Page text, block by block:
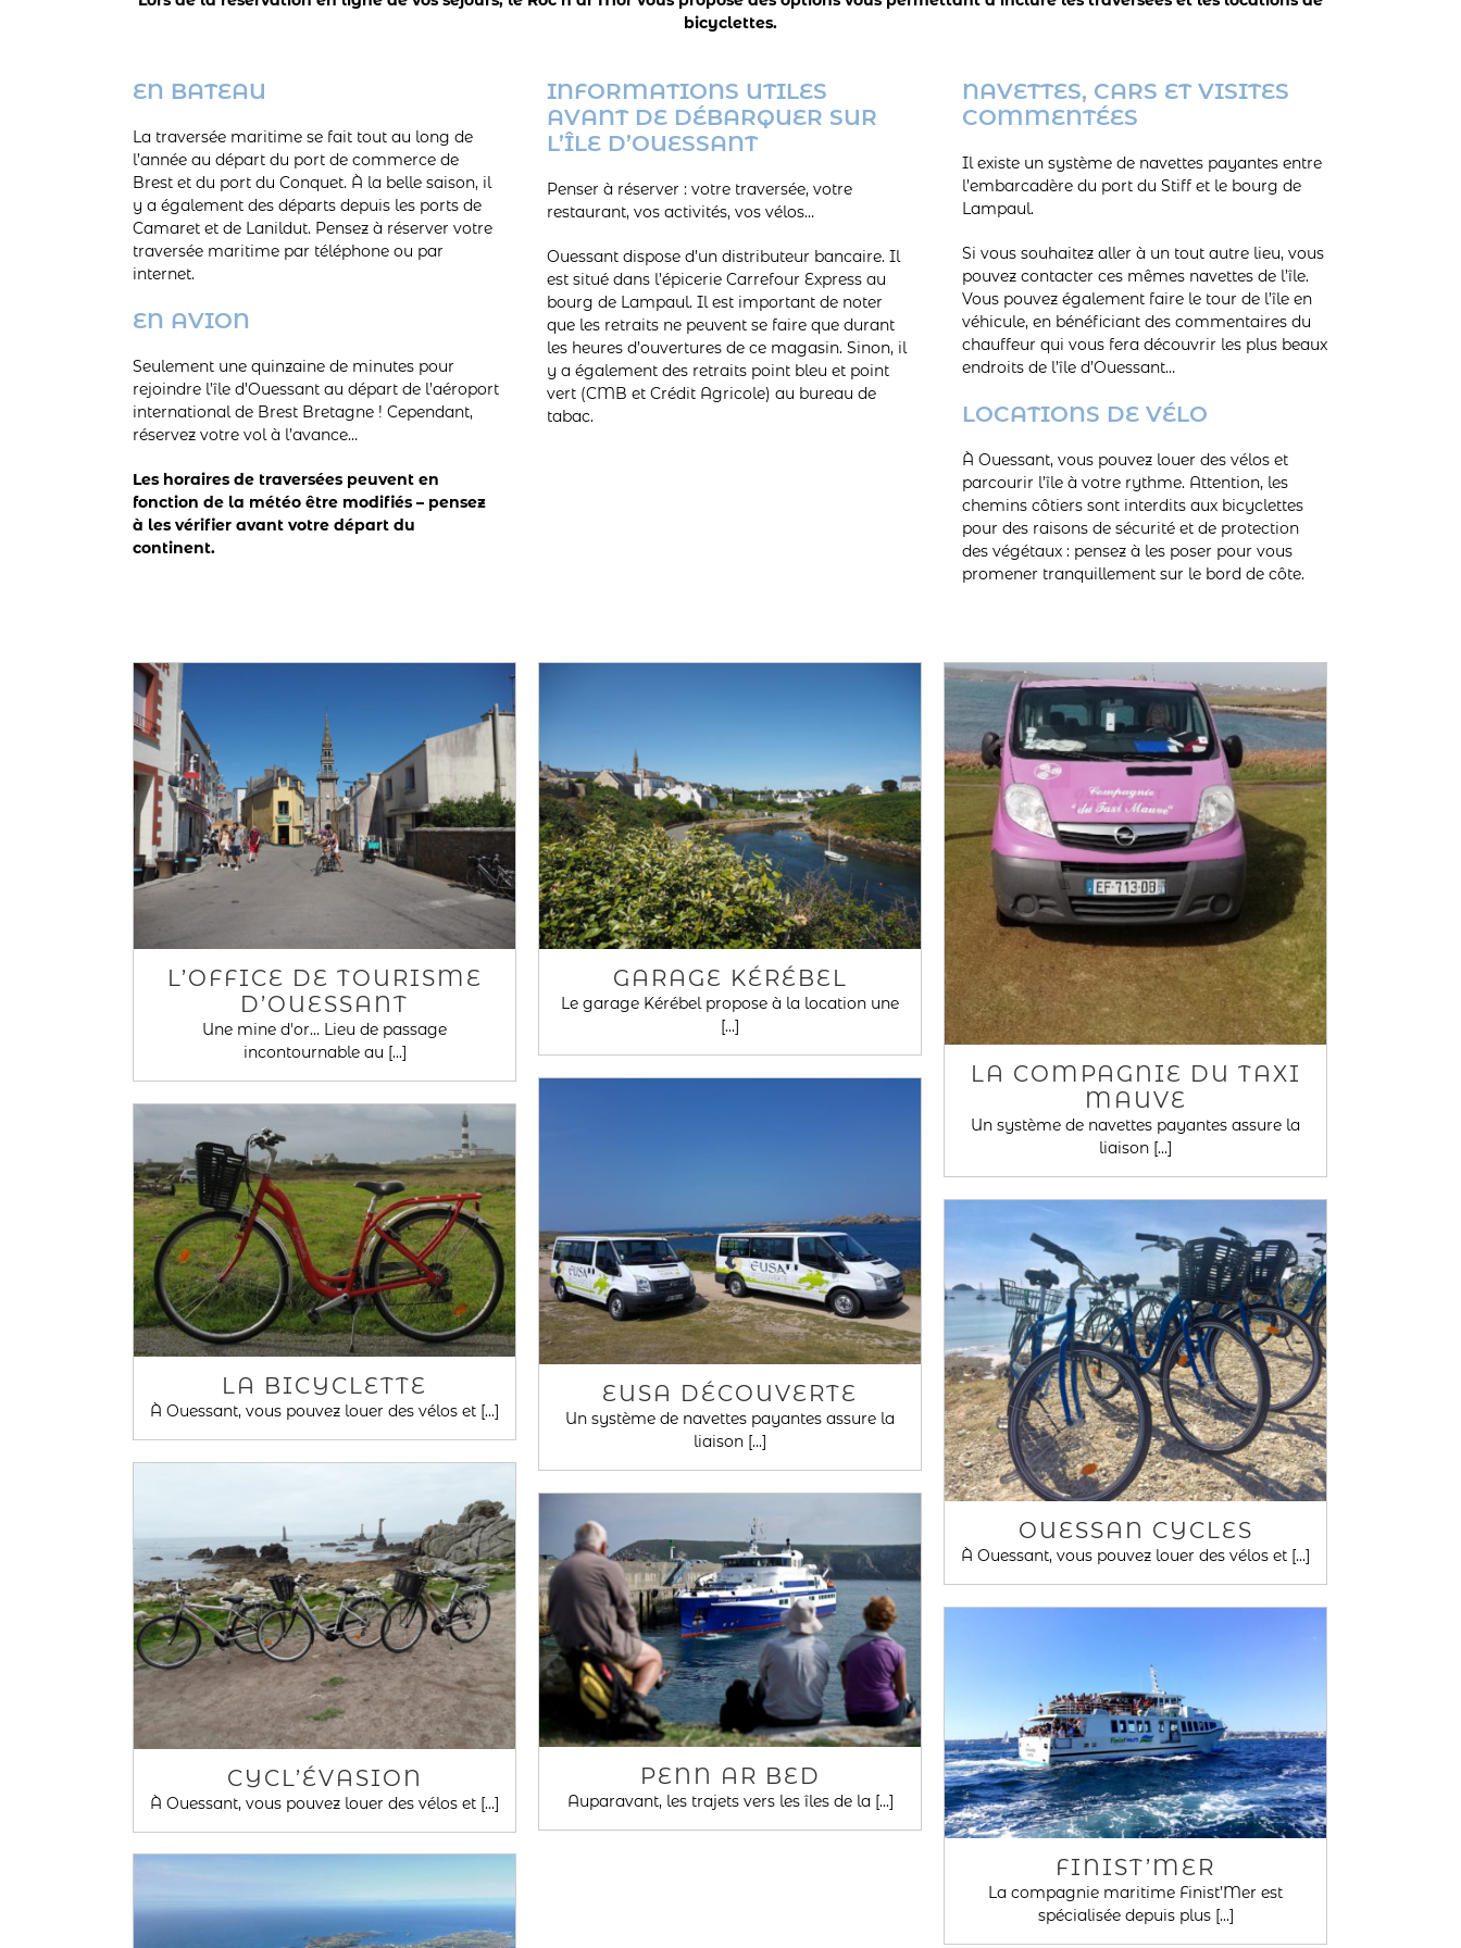
bicyclettes.
EN BATEAU
La traversée maritime se fait tout au long de
l’année au départ du port de commerce de
Brest et du port du Conquet. À la belle saison, il
y a également des départs depuis les ports de
Camaret et de Lanildut. Pensez à réserver votre
traversée maritime par téléphone ou par
internet.
EN AVION
Seulement une quinzaine de minutes pour
rejoindre l’île d’Ouessant au départ de l’aéroport
international de Brest Bretagne ! Cependant,
réservez votre vol à l’avance…
Les horaires de traversées peuvent en
fonction de la météo être modifiés – pensez
à les vérifier avant votre départ du
continent.
INFORMATIONS UTILES
AVANT DE DÉBARQUER SUR
L’ÎLE D’OUESSANT
Penser à réserver : votre traversée, votre
restaurant, vos activités, vos vélos…
Ouessant dispose d’un distributeur bancaire. Il
est situé dans l’épicerie Carrefour Express au
bourg de Lampaul. Il est important de noter
que les retraits ne peuvent se faire que durant
les heures d’ouvertures de ce magasin. Sinon, il
y a également des retraits point bleu et point
vert (CMB et Crédit Agricole) au bureau de
tabac.
NAVETTES, CARS ET VISITES
COMMENTÉES
Il existe un système de navettes payantes entre
l’embarcadère du port du Stiff et le bourg de
Lampaul.
Si vous souhaitez aller à un tout autre lieu, vous
pouvez contacter ces mêmes navettes de l’île.
Vous pouvez également faire le tour de l’île en
véhicule, en bénéficiant des commentaires du
chauffeur qui vous fera découvrir les plus beaux
endroits de l’île d’Ouessant…
LOCATIONS DE VÉLO
À Ouessant, vous pouvez louer des vélos et
parcourir l’île à votre rythme. Attention, les
chemins côtiers sont interdits aux bicyclettes
pour des raisons de sécurité et de protection
des végétaux : pensez à les poser pour vous
promener tranquillement sur le bord de côte.
L’OFFICE DE TOURISME
D’OUESSANT
Une mine d'or… Lieu de passage
incontournable au [...]
GARAGE KÉRÉBEL
Le garage Kérébel propose à la location une
[...]
LA COMPAGNIE DU TAXI
MAUVE
Un système de navettes payantes assure la
liaison [...]
EUSA DÉCOUVERTE
Un système de navettes payantes assure la
liaison [...]
LA BICYCLETTE
À Ouessant, vous pouvez louer des vélos et [...]
OUESSAN CYCLES
À Ouessant, vous pouvez louer des vélos et [...]
CYCL’ÉVASION
À Ouessant, vous pouvez louer des vélos et [...]
PENN AR BED
Auparavant, les trajets vers les îles de la [...]
FINIST’MER
La compagnie maritime Finist’Mer est
spécialisée depuis plus [...]